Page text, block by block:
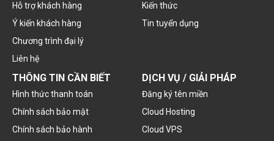
Hỗ trợ khách hàng
Ý kiến khách hàng
Chương trình đại lý
Liên hệ
Kiến thức
Tin tuyển dụng
THÔNG TIN CẦN BIẾT
Hình thức thanh toán
Chính sách bảo mật
Chính sách bảo hành
DỊCH VỤ / GIẢI PHÁP
Đăng ký tên miền
Cloud Hosting
Cloud VPS